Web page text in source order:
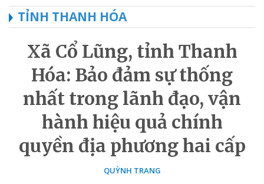
TỈNH THANH HÓA
Xã Cổ Lũng, tỉnh Thanh
Hóa: Bảo đảm sự thống
nhất trong lãnh đạo, vận
hành hiệu quả chính
quyền địa phương hai cấp
QUỲNH TRANG